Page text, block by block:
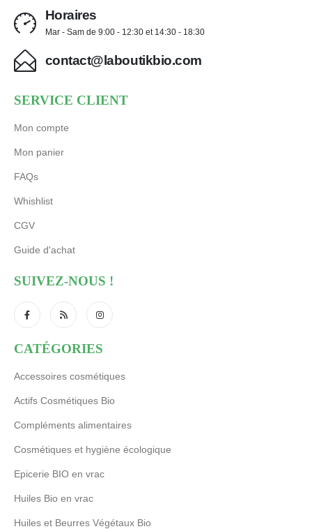
Horaires
Mar - Sam de 9:00 - 12:30 et 14:30 - 18:30
contact@laboutikbio.com
SERVICE CLIENT
Mon compte
Mon panier
FAQs
Whishlist
CGV
Guide d'achat
SUIVEZ-NOUS !
CATÉGORIES
Accessoires cosmétiques
Actifs Cosmétiques Bio
Compléments alimentaires
Cosmétiques et hygiène écologique
Epicerie BIO en vrac
Huiles Bio en vrac
Huiles et Beurres Végétaux Bio